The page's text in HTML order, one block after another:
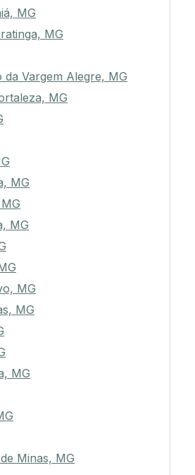
MG
MG
da Vargem Alegre, MG
MG
MG
MG
MG
MG
MG
Minas, MG